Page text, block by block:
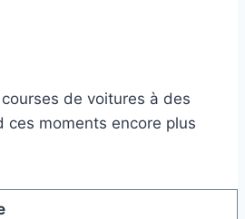
de voitures à des
ces moments encore plus